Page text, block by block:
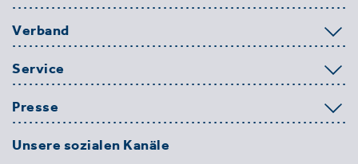
Verband
Service
Presse
Unsere sozialen Kanäle